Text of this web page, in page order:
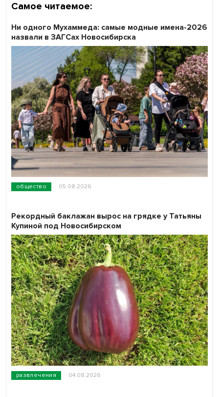
Самое читаемое:
общество 05.08.2026
Ни одного Мухаммеда: самые модные имена-2026
назвали в ЗАГСах Новосибирска
развлечения 04.08.2026
Рекордный баклажан вырос на грядке у Татьяны
Купиной под Новосибирском